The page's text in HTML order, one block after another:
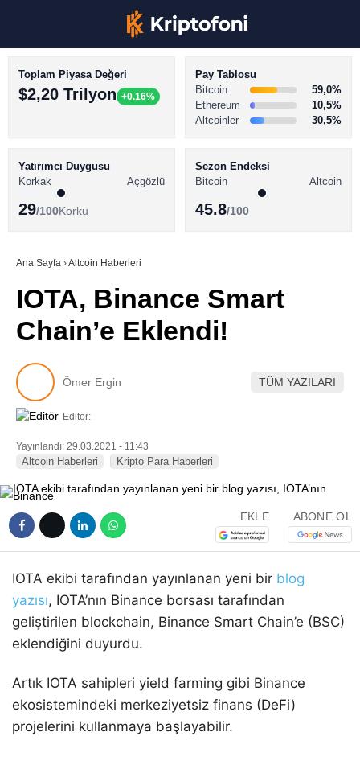
Youtube
Pinterest
BİTCOİN HABERLERİ
ALTCOİN HABERLERİ
SÖZLÜK
Toplam Piyasa Değeri
$2,20 Trilyon +0.16%
Pay Tablosu
Bitcoin
59,0%
Ethereum
10,5%
Altcoinler
30,5%
Yatırımcı Duygusu
Korkak
Açgözlü
29/100Korku
Sezon Endeksi
Bitcoin
Altcoin
45.8/100
Ana Sayfa ›Altcoin Haberleri
IOTA, Binance Smart
Chain’e Eklendi!
Ömer Ergin TÜM YAZILARI
Editör:
Yayınlandı: 29.03.2021 - 11:43
Altcoin Haberleri Kripto Para Haberleri
EKLE ABONE OL
IOTA ekibi tarafından yayınlanan yeni bir blog
yazısı, IOTA’nın Binance borsası tarafından
geliştirilen blockchain, Binance Smart Chain’e (BSC)
eklendiğini duyurdu.
Artık IOTA sahipleri yield farming gibi Binance
ekosistemindeki merkeziyetsiz finans (DeFi)
projelerini kullanmaya başlayabilir.